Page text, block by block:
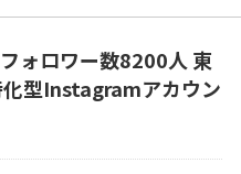
ォロワー数8200人 東
型Instagramアカウン